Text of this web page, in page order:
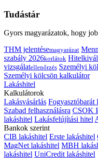
Tudástár
Gyors magyarázatok, hogy
THM jelentésemagyarázat
szabály 2026korlátok
vizsgálatellenőrzés Személyi
Személyi kölcsön kalkulátor
Lakáshitel
Kalkulátorok
Lakásvásárlás Fogyasztóbarát
Szabad felhasználásra CSOK
lakáshitel Lakásfelújítási hitel
Bankok szerint
CIB lakáshitel Erste lakáshitel
MagNet lakáshitel MBH
lakáshitel UniCredit lakáshitel